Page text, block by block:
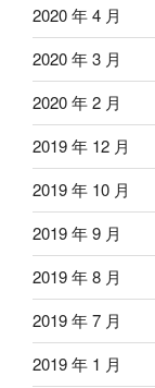
2020 年 4 月
2020 年 3 月
2020 年 2 月
2019 年 12 月
2019 年 10 月
2019 年 9 月
2019 年 8 月
2019 年 7 月
2019 年 1 月